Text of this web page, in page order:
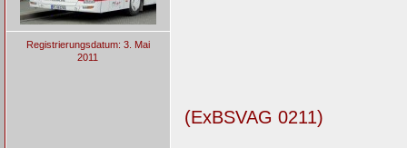
Registrierungsdatum: 3. Mai
2011
(ExBSVAG 0211)